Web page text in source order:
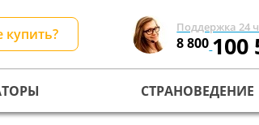
купить? Поддержка 24
8 800100
СТРАНОВЕДЕНИЕ